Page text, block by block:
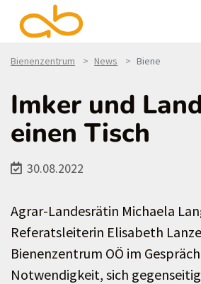
Bienenzentrum News Biene
Imker und
einen Tisch
30.08.2022
Agrar-Landesrätin Michaela
Referatsleiterin Elisabeth
Bienenzentrum OÖ im
Notwendigkeit, sich